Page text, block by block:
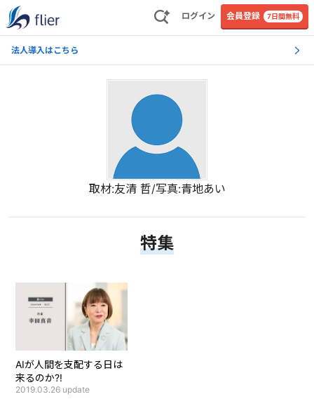
ログイン 会員登録 7日間無料
法人導入はこちら
取材:友清 哲/写真:青地あい
特集
AIが人間を支配する日は
来るのか?!
2019.03.26 update